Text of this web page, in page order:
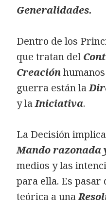
Generalidades.
Dentro de los
que tratan del
Creación
guerra están la
y laIniciativa.
La Decisión
Mando razonada
medios y las
para ella. Es pasar
teórica a una